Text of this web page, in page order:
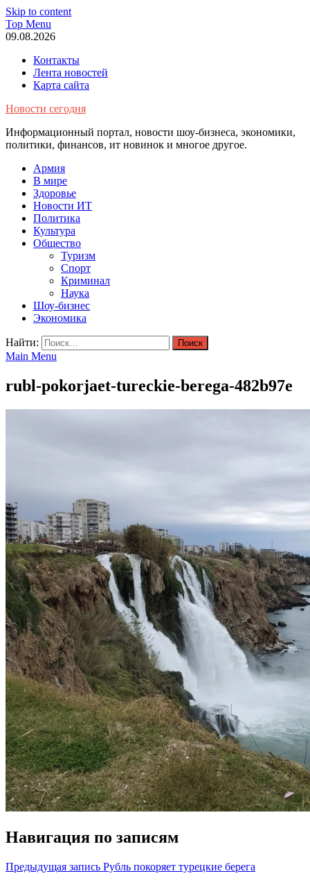
Skip to content
Top Menu
09.08.2026
Контакты
Лента новостей
Карта сайта
Новости сегодня
Информационный портал, новости шоу-бизнеса, экономики,
политики, финансов, ит новинок и многое другое.
Армия
В мире
Здоровье
Новости ИТ
Политика
Культура
Общество
Туризм
Спорт
Криминал
Наука
Шоу-бизнес
Экономика
Найти:
Main Menu
rubl-pokorjaet-tureckie-berega-482b97e
Навигация по записям
Предыдущая запись Рубль покоряет турецкие берега